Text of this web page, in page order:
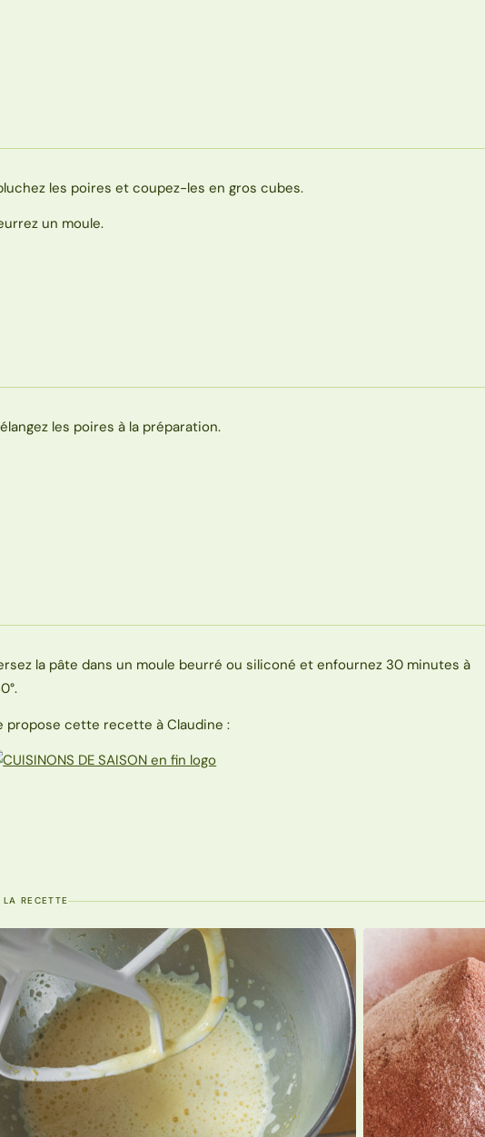
les poires et coupez-les en gros cubes.
un moule.
les poires à la préparation.
la pâte dans un moule beurré ou siliconé et enfournez 30 minutes à
propose cette recette à Claudine :
RECETTE